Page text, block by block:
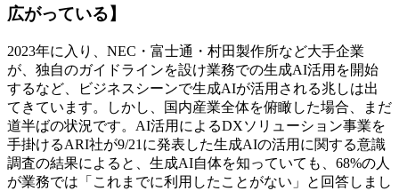
広がっている】
2023年に入り、NEC・富士通・村田製作所など大手企業
が、独自のガイドラインを設け業務での生成AI活用を開始
するなど、ビジネスシーンで生成AIが活用される兆しは出
てきています。しかし、国内産業全体を俯瞰した場合、まだ
道半ばの状況です。AI活用によるDXソリューション事業を
手掛けるARI社が9/21に発表した生成AIの活用に関する意識
調査の結果によると、生成AI自体を知っていても、68%の人
が業務では「これまでに利用したことがない」と回答しまし